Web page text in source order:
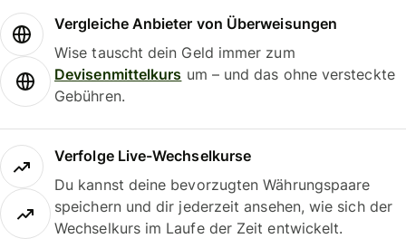
Vergleiche Anbieter von Überweisungen
Wise tauscht dein Geld immer zum
Devisenmittelkurs um – und das ohne versteckte
Gebühren.
Verfolge Live-Wechselkurse
Du kannst deine bevorzugten Währungspaare
speichern und dir jederzeit ansehen, wie sich der
Wechselkurs im Laufe der Zeit entwickelt.